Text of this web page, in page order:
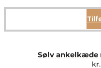
Sølv ankelkæde
kr.